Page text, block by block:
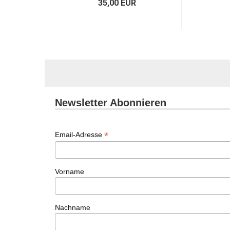
35,00 EUR
Newsletter Abonnieren
Email-Adresse *
Vorname
Nachname